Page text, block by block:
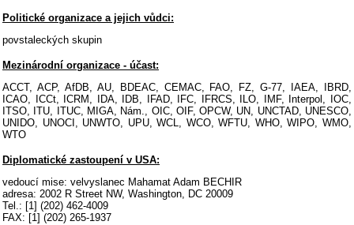
Politické organizace a jejich vůdci:
povstaleckých skupin
Mezinárodní organizace - účast:
ACCT, ACP, AfDB, AU, BDEAC, CEMAC, FAO, FZ, G-77, IAEA, IBRD,
ICAO, ICCt, ICRM, IDA, IDB, IFAD, IFC, IFRCS, ILO, IMF, Interpol, IOC,
ITSO, ITU, ITUC, MIGA, Nám., OIC, OIF, OPCW, UN, UNCTAD, UNESCO,
UNIDO, UNOCI, UNWTO, UPU, WCL, WCO, WFTU, WHO, WIPO, WMO,
WTO
Diplomatické zastoupení v USA:
vedoucí mise: velvyslanec Mahamat Adam BECHIR
adresa: 2002 R Street NW, Washington, DC 20009
Tel.: [1] (202) 462-4009
FAX: [1] (202) 265-1937